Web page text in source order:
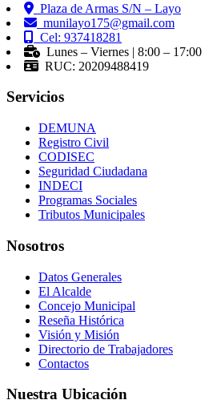
Plaza de Armas S/N – Layo
munilayo175@gmail.com
Cel: 937418281
Lunes – Viernes | 8:00 – 17:00
RUC: 20209488419
Servicios
DEMUNA
Registro Civil
CODISEC
Seguridad Ciudadana
INDECI
Programas Sociales
Tributos Municipales
Nosotros
Datos Generales
El Alcalde
Concejo Municipal
Reseña Histórica
Visión y Misión
Directorio de Trabajadores
Contactos
Nuestra Ubicación